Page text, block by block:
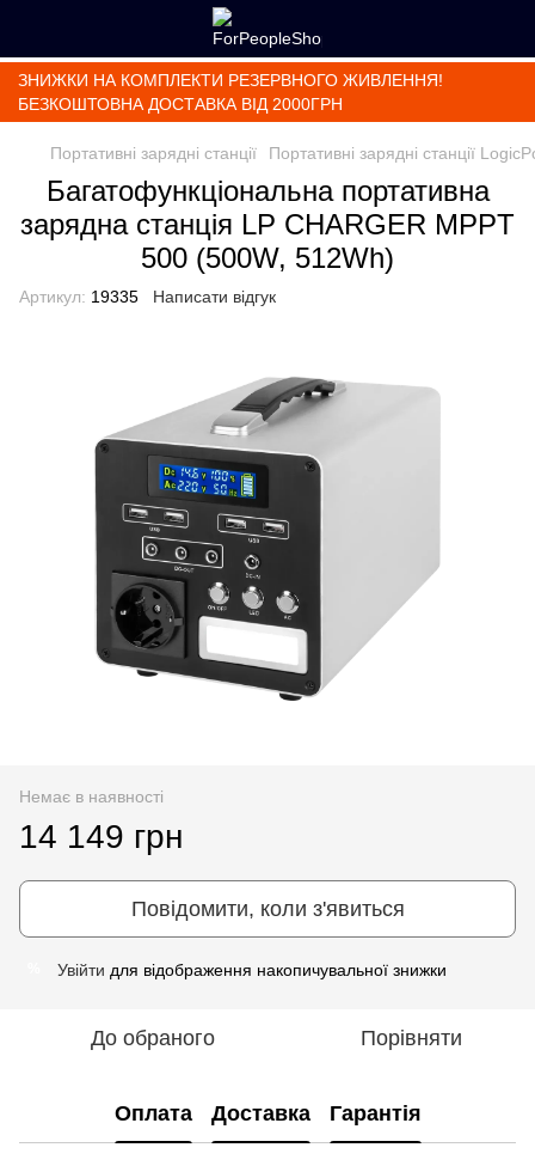
ЗНИЖКИ НА КОМПЛЕКТИ РЕЗЕРВНОГО ЖИВЛЕННЯ!
БЕЗКОШТОВНА ДОСТАВКА ВІД 2000ГРН
Портативні зарядні станції Портативні зарядні станції
Багатофункціональна портативна
зарядна станція LP CHARGER MPPT
500 (500W, 512Wh)
Артикул: 19335 Написати відгук
Немає в наявності
14 149 грн
Повідомити, коли з'явиться
Увійти для відображення накопичувальної знижки
До обраного Порівняти
Оплата Доставка Гарантія